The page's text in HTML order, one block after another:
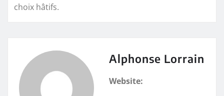
choix hâtifs.
Alphonse Lorrain
Website: